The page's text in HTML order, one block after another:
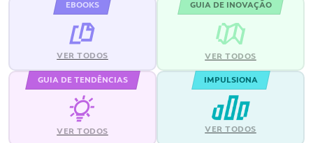
EBOOKS
VER TODOS
GUIA DE INOVAÇÃO
VER TODOS
GUIA DE TENDÊNCIAS
VER TODOS
IMPULSIONA
VER TODOS